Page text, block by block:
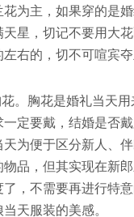
为主，如果穿的是
星，切记不要用大
右的，切不可喧宾夺
。胸花是婚礼当天
定要戴，结婚是否
为便于区分新人、
品，但其实现在新
，不需要再进行特
天服装的美感。